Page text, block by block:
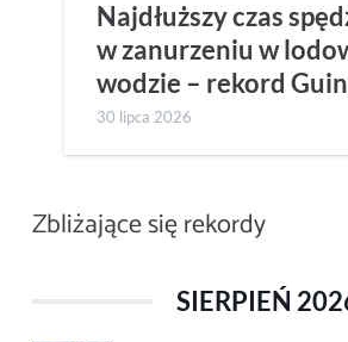
Najdłuższy czas
w zanurzeniu w
wodzie – rekord
30 lipca 2026
Zbliżające się rekordy
SIERPIEŃ